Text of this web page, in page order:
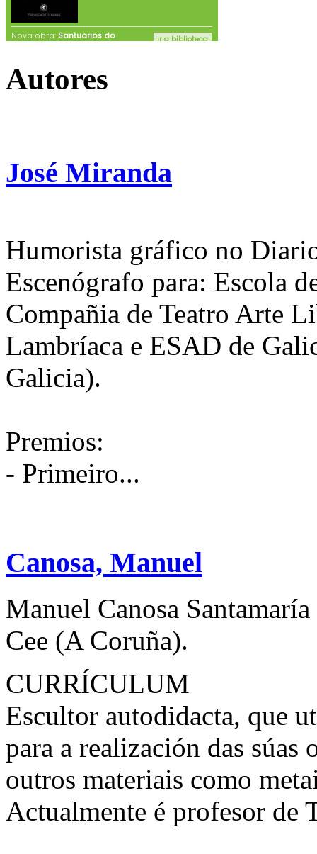
Autores
José Miranda
Humorista gráfico no
Escenógrafo para: Escola
Compañia de Teatro Arte
Lambríaca e ESAD de
Galicia).
Premios:
- Primeiro...
Canosa, Manuel
Manuel Canosa
Cee (A Coruña).
CURRÍCULUM
Escultor autodidacta, que
para a realización das súas
outros materiais como
Actualmente é profesor de